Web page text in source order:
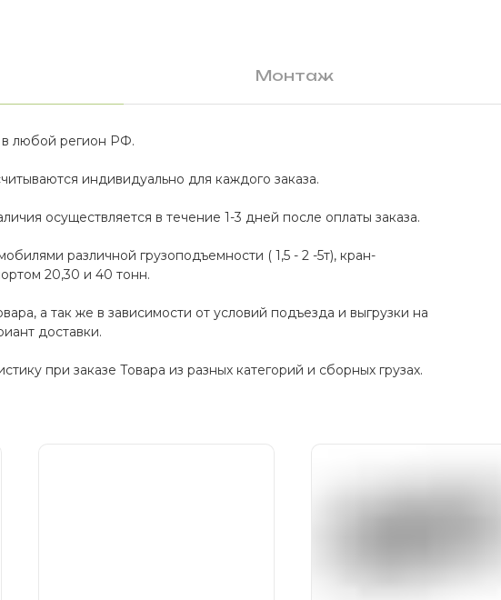
Монтаж
в любой регион РФ.
индивидуально для каждого заказа.
осуществляется в течение 1-3 дней после оплаты заказа.
различной грузоподъемности ( 1,5 - 2 -5т), кран-
20,30 и 40 тонн.
а так же в зависимости от условий подъезда и выгрузки на
доставки.
при заказе Товара из разных категорий и сборных грузах.